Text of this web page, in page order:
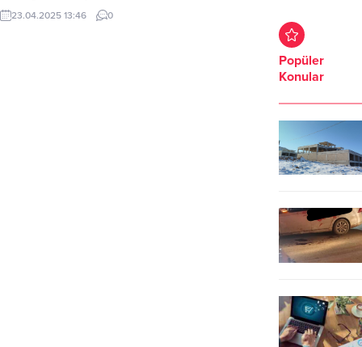
deprem meydana geldi. Şanlıurfa
Valisi Hasan Şıldak, deprem sonrası
23.04.2025 13:46 0
Popüler
Konular